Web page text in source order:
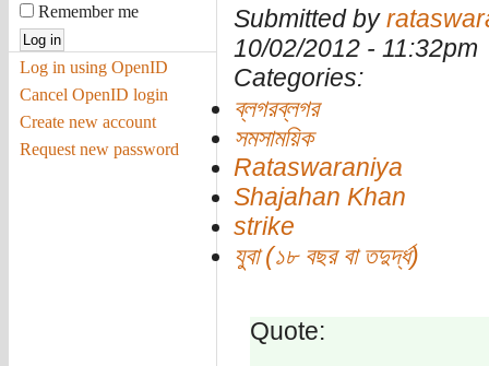
Remember me
Log in using OpenID
Cancel OpenID login
Create new account
Request new password
Submitted by
10/02/2012 - 11:32pm
Categories:
ব্লগরব্লগর
সমসাময়িক
Rataswaraniya
Shajahan Khan
strike
যুবা (১৮ বছর বা তদুর্দ্ধ)
Quote: